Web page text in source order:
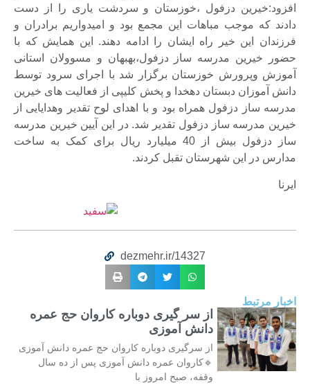
افزود:خیرین دزفول ،خوزستان و سردشت یاری را از دست
دادند که موجب مباهات این مجمع بود و امیدواریم برادران و
فرزندان این خیر راه ایشان را ادامه دهند. این همایش که با
حضور خیرین مدرسه ساز دزفول،بهبهان و مسوولان استانی
آموزش وپرورش خوزستان برگزار شد با اجرای سرود توسط
دانش آموزان دبستان دهخدا و پخش کلیپی از فعالیت های خیرین
مدرسه ساز دزفول همراه بود و با اهدای لوح تقدیر وهدایایی از
خیرین مدرسه ساز دزفول تقدیر شد. در این آیین خیرین مدرسه
ساز دزفول بیش از 40 میلیارد ریال برای کمک به ساخت
مدارس در این شهرستان تقبل کردند.
ایرنا
dezmehr.ir/14327
اخبار مرتبط
از سر گیری دوباره کاروان حج عمره
دانش آموزی
از سرگیری دوباره کاروان حج عمره دانش آموزی
🔹کاروان عمره دانش آموزی پس از ده سال
وقفه، صبح امروز با